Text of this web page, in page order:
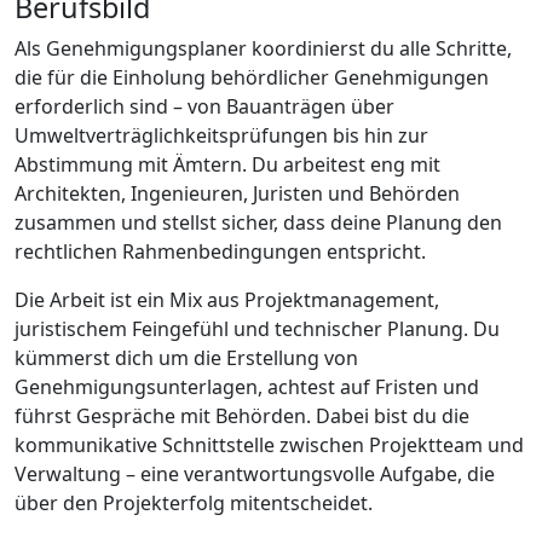
Als Genehmigungsplaner koordinierst du alle Schritte,
die für die Einholung behördlicher Genehmigungen
erforderlich sind – von Bauanträgen über
Umweltverträglichkeitsprüfungen bis hin zur
Abstimmung mit Ämtern. Du arbeitest eng mit
Architekten, Ingenieuren, Juristen und Behörden
zusammen und stellst sicher, dass deine Planung den
rechtlichen Rahmenbedingungen entspricht.
Die Arbeit ist ein Mix aus Projektmanagement,
juristischem Feingefühl und technischer Planung. Du
kümmerst dich um die Erstellung von
Genehmigungsunterlagen, achtest auf Fristen und
führst Gespräche mit Behörden. Dabei bist du die
kommunikative Schnittstelle zwischen Projektteam und
Verwaltung – eine verantwortungsvolle Aufgabe, die
über den Projekterfolg mitentscheidet.